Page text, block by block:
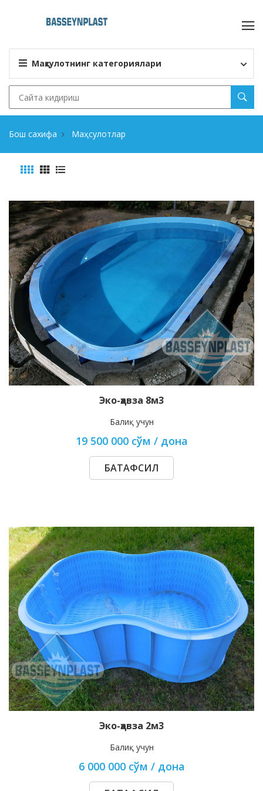
Маҳсулотнинг категориялари
Бош сахифа Маҳсулотлар
Эко-ҳавза 8м3
Балиқ учун
19 500 000 сўм / дона
БАТАФСИЛ
Эко-ҳавза 2м3
Балиқ учун
6 000 000 сўм / дона